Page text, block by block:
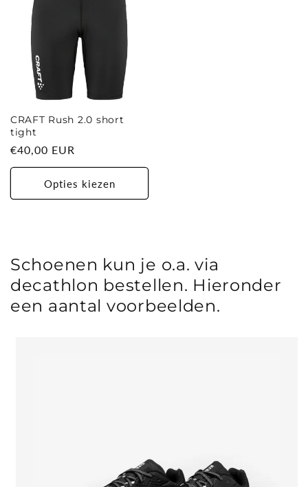
CRAFT Rush 2.0 short
tight
Normale
prijs
€40,00 EUR
Opties kiezen
Schoenen kun je o.a. via
decathlon bestellen. Hieronder
een aantal voorbeelden.